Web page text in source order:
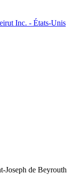
Inc. - États-Unis
Joseph de Beyrouth